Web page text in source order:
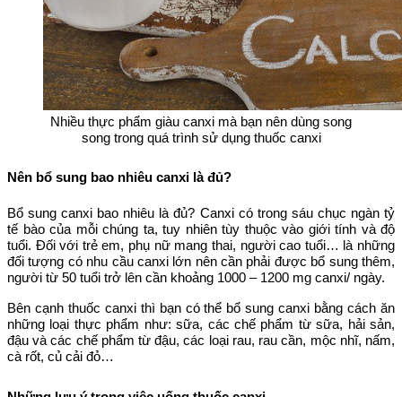
Nhiều thực phẩm giàu canxi mà bạn nên dùng song
song trong quá trình sử dụng thuốc canxi
Nên bổ sung bao nhiêu canxi là đủ?
Bổ sung canxi bao nhiêu là đủ? Canxi có trong sáu chục ngàn tỷ
tế bào của mỗi chúng ta, tuy nhiên tùy thuộc vào giới tính và độ
tuổi. Đối với trẻ em, phụ nữ mang thai, người cao tuổi… là những
đối tượng có nhu cầu canxi lớn nên cần phải được bổ sung thêm,
người từ 50 tuổi trở lên cần khoảng 1000 – 1200 mg canxi/ ngày.
Bên cạnh thuốc canxi thì bạn có thể bổ sung canxi bằng cách ăn
những loại thực phẩm như: sữa, các chế phẩm từ sữa, hải sản,
đậu và các chế phẩm từ đậu, các loại rau, rau cần, mộc nhĩ, nấm,
cà rốt, củ cải đỏ…